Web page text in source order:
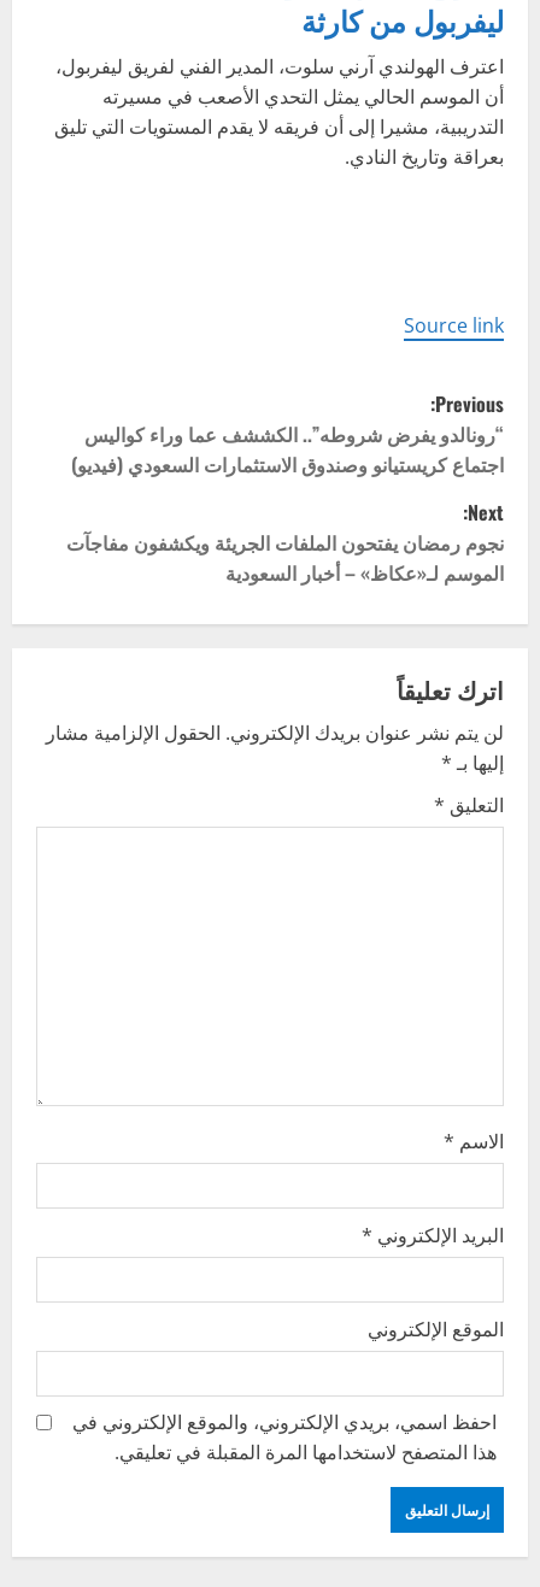
ليفربول من كارثة
اعترف الهولندي آرني سلوت، المدير الفني لفريق ليفربول،
أن الموسم الحالي يمثل التحدي الأصعب في مسيرته
التدريبية، مشيرا إلى أن فريقه لا يقدم المستويات التي تليق
بعراقة وتاريخ النادي.
Source link
P
o
s
t
n
v
i
g
Previous:
“رونالدو يفرض شروطه”.. الكششف عما وراء كواليس
اجتماع كريستيانو وصندوق الاستثمارات السعودي (فيديو)
Next:
نجوم رمضان يفتحون الملفات الجريئة ويكشفون مفاجآت
الموسم لـ«عكاظ» – أخبار السعودية
اترك تعليقاً
لن يتم نشر عنوان بريدك الإلكتروني. الحقول الإلزامية مشار
إليها بـ*
التعليق *
الاسم *
البريد الإلكتروني *
الموقع الإلكتروني
احفظ اسمي، بريدي الإلكتروني، والموقع الإلكتروني في
هذا المتصفح لاستخدامها المرة المقبلة في تعليقي.